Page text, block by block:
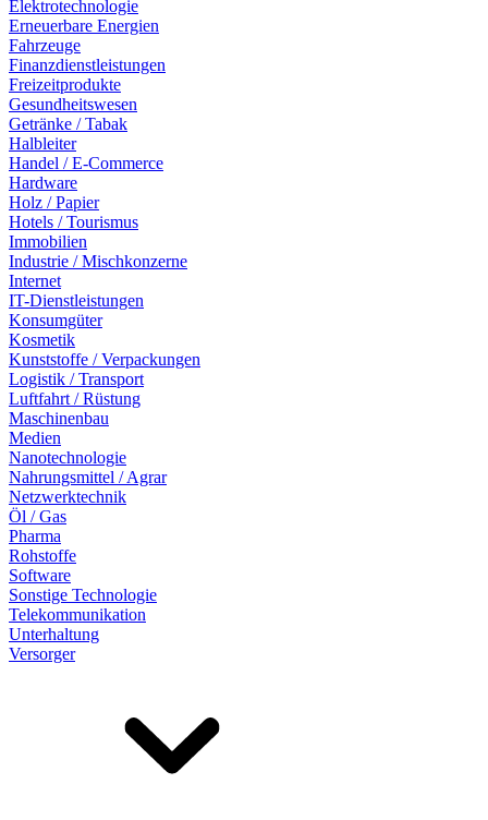
Elektrotechnologie
Erneuerbare Energien
Fahrzeuge
Finanzdienstleistungen
Freizeitprodukte
Gesundheitswesen
Getränke / Tabak
Halbleiter
Handel / E-Commerce
Hardware
Holz / Papier
Hotels / Tourismus
Immobilien
Industrie / Mischkonzerne
Internet
IT-Dienstleistungen
Konsumgüter
Kosmetik
Kunststoffe / Verpackungen
Logistik / Transport
Luftfahrt / Rüstung
Maschinenbau
Medien
Nanotechnologie
Nahrungsmittel / Agrar
Netzwerktechnik
Öl / Gas
Pharma
Rohstoffe
Software
Sonstige Technologie
Telekommunikation
Unterhaltung
Versorger